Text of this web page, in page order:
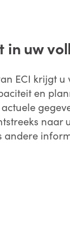
in uw
ECI krijgt
en
naar
andere